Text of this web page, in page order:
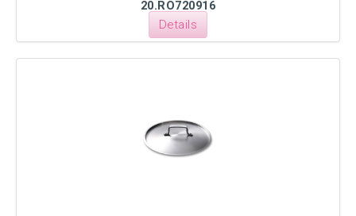
20.RO720916
Details